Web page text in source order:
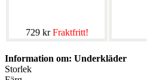
729 krFraktfritt!
Information om: Underkläder
Storlek